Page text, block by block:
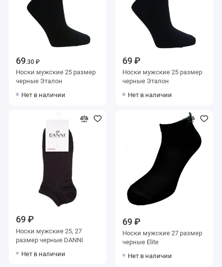
69.30 ₽
Носки мужские 25 размер
черные Эталон
Нет в наличии
69 ₽
Носки мужские 25 размер
черные Эталон
Нет в наличии
69 ₽
Носки мужские 25, 27
размер черные DANNI
Нет в наличии
69 ₽
Носки мужские 27 размер
черные Elite
Нет в наличии